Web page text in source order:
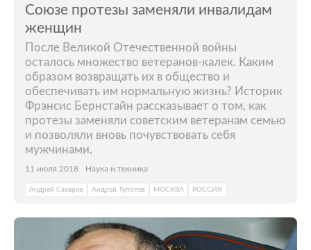
Союзе протезы заменяли инвалидам
женщин
После Великой Отечественной войны
осталось множество ветеранов-калек. Каким
образом возвращать их в общество и
обеспечивать им нормальную жизнь? Историк
Фрэнсис Бернстайн рассказывает о том, как
протезы заменяли советским ветеранам семью
и позволяли вновь почувствовать себя
мужчинами.
11 июля 2018 Наука и техника
Андрей Сахаров Андрей Туполев МОСКВА РОССИЯ